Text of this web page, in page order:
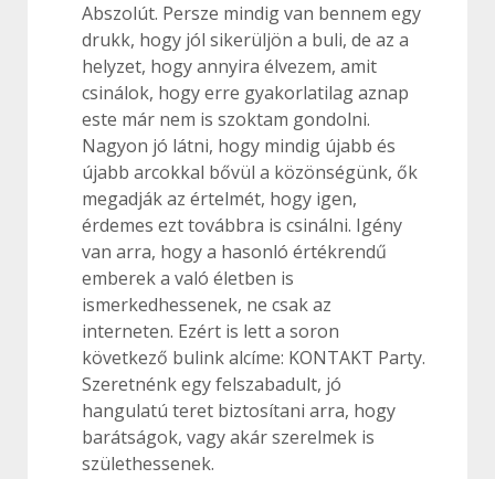
Abszolút. Persze mindig van bennem egy
drukk, hogy jól sikerüljön a buli, de az a
helyzet, hogy annyira élvezem, amit
csinálok, hogy erre gyakorlatilag aznap
este már nem is szoktam gondolni.
Nagyon jó látni, hogy mindig újabb és
újabb arcokkal bővül a közönségünk, ők
megadják az értelmét, hogy igen,
érdemes ezt továbbra is csinálni. Igény
van arra, hogy a hasonló értékrendű
emberek a való életben is
ismerkedhessenek, ne csak az
interneten. Ezért is lett a soron
következő bulink alcíme: KONTAKT Party.
Szeretnénk egy felszabadult, jó
hangulatú teret biztosítani arra, hogy
barátságok, vagy akár szerelmek is
születhessenek.